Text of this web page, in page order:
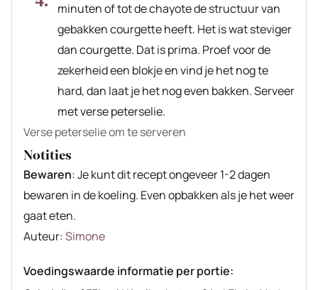
minuten of tot de chayote de structuur van
gebakken courgette heeft. Het is wat steviger
dan courgette. Dat is prima. Proef voor de
zekerheid een blokje en vind je het nog te
hard, dan laat je het nog even bakken. Serveer
met verse peterselie.
Verse peterselie om te serveren
Notities
Bewaren: Je kunt dit recept ongeveer 1-2 dagen
bewaren in de koeling. Even opbakken als je het weer
gaat eten.
Auteur
Auteur:Simone
Voedingswaarde informatie per portie: